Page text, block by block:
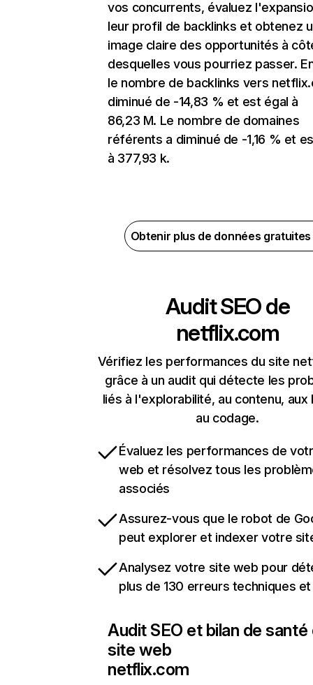
vos concurrents, évaluez
leur profil de backlinks et obtenez
image claire des opportunités à
desquelles vous pourriez passer.
le nombre de backlinks vers
diminué de -14,83 % et est égal à
86,23 M. Le nombre de domaines
référents a diminué de -1,16 % et
à 377,93 k.
Obtenir plus de données
Audit SEO de
netflix.com
Vérifiez les performances du site
grâce à un audit qui détecte les
liés à l'explorabilité, au contenu, aux
au codage.
Évaluez les performances de
web et résolvez tous les
associés
Assurez-vous que le robot de
peut explorer et indexer votre
Analysez votre site web pour
plus de 130 erreurs techniques et
Audit SEO et bilan de santé
site web
netflix.com